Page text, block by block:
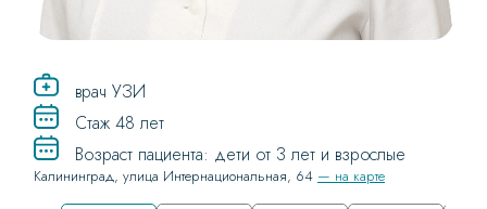
врач УЗИ
Стаж 48 лет
Возраст пациента: дети от 3 лет и взрослые
Калининград, улица Интернациональная, 64 — на карте